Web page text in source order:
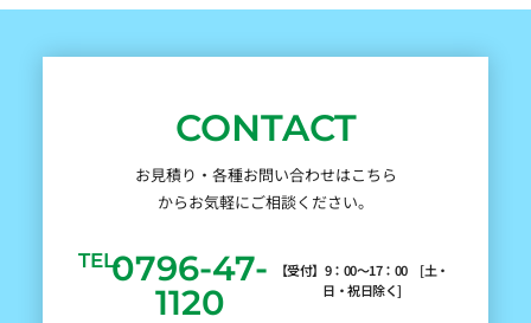
CONTACT
お見積り・各種お問い合わせはこちら
からお気軽にご相談ください。
TEL.0796-47-
1120
【受付】9：00～17：00 [土・
日・祝日除く]